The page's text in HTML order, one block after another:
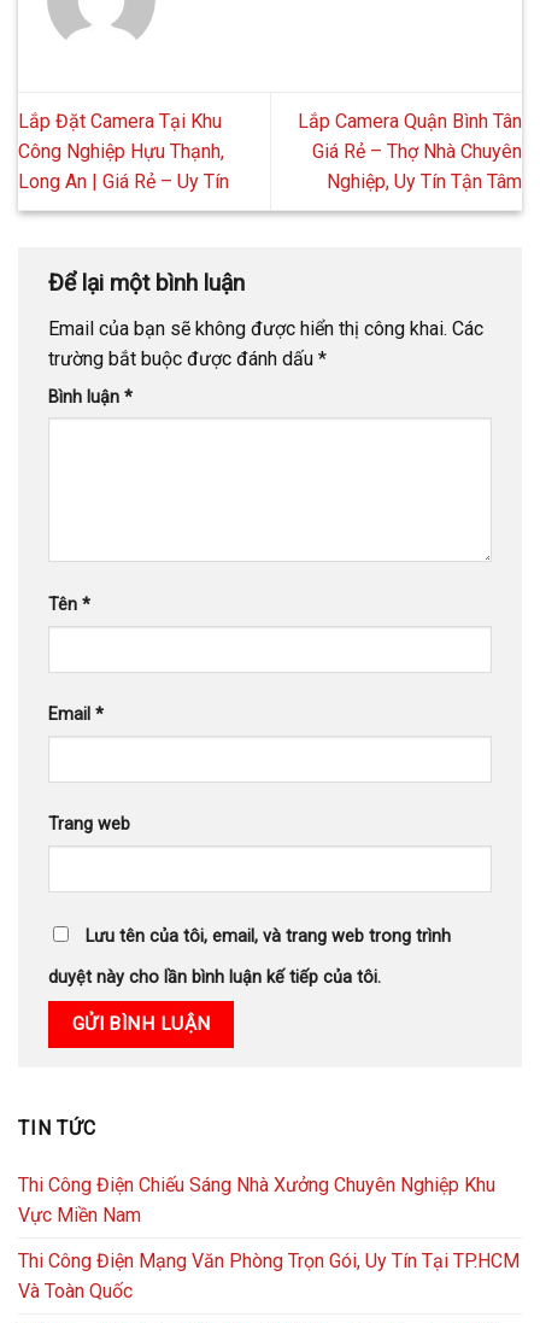
Lắp Đặt Camera Tại Khu
Công Nghiệp Hựu Thạnh,
Long An | Giá Rẻ – Uy Tín
Lắp Camera Quận Bình Tân
Giá Rẻ – Thợ Nhà Chuyên
Nghiệp, Uy Tín Tận Tâm
Để lại một bình luận
Email của bạn sẽ không được hiển thị công khai. Các
trường bắt buộc được đánh dấu *
Bình luận *
Tên *
Email *
Trang web
Lưu tên của tôi, email, và trang web trong trình
duyệt này cho lần bình luận kế tiếp của tôi.
TIN TỨC
Thi Công Điện Chiếu Sáng Nhà Xưởng Chuyên Nghiệp Khu
Vực Miền Nam
Thi Công Điện Mạng Văn Phòng Trọn Gói, Uy Tín Tại TP.HCM
Và Toàn Quốc